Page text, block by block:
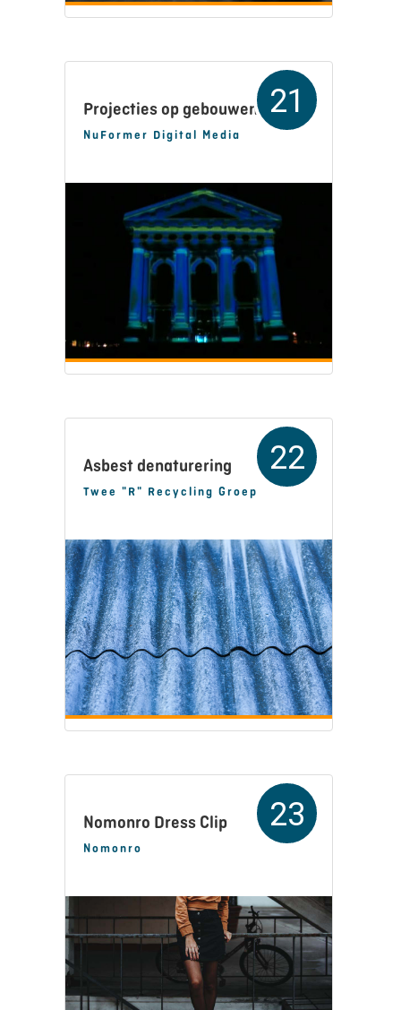
Projecties op gebouwen
NuFormer Digital Media
21
Asbest denaturering
Twee "R" Recycling Groep
22
Nomonro Dress Clip
Nomonro
23